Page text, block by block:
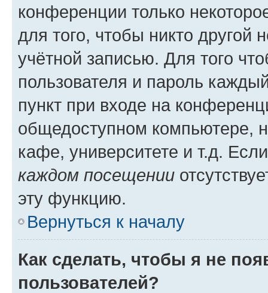
конференции только
для того, чтобы никто другой
учётной записью. Для того
пользователя и пароль
пункт при входе на
общедоступном компьютере,
кафе, университете и т.д.
каждом посещении
эту функцию.
Вернуться к началу
Как сделать, чтобы я не
пользователей?